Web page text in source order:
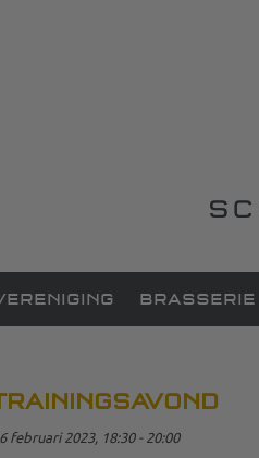
BRASSERIE
februari 2023, 18:30 - 20:00